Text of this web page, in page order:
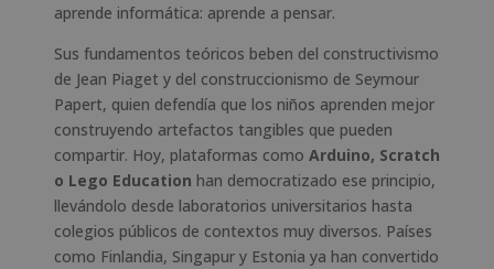
aprende informática: aprende a pensar.
Sus fundamentos teóricos beben del constructivismo
de Jean Piaget y del construccionismo de Seymour
Papert, quien defendía que los niños aprenden mejor
construyendo artefactos tangibles que pueden
compartir. Hoy, plataformas como Arduino, Scratch
o Lego Education han democratizado ese principio,
llevándolo desde laboratorios universitarios hasta
colegios públicos de contextos muy diversos. Países
como Finlandia, Singapur y Estonia ya han convertido